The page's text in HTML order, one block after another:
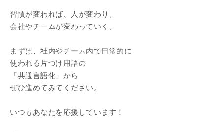
習慣が変われば、人が変わり、
会社やチームが変わっていく。
まずは、社内やチーム内で日常的に
使われる片づけ用語の
「共通言語化」から
ぜひ進めてみてください。
いつもあなたを応援しています！